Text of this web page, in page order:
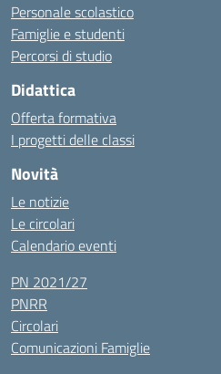
Personale scolastico
Famiglie e studenti
Percorsi di studio
Didattica
Offerta formativa
I progetti delle classi
Novità
Le notizie
Le circolari
Calendario eventi
PN 2021/27
PNRR
Circolari
Comunicazioni Famiglie